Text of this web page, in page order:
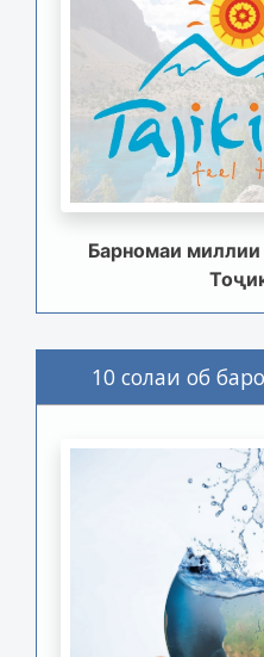
Барномаи
10 солаи об